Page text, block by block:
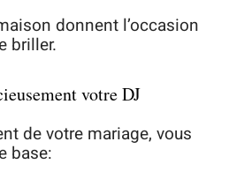
donnent l’occasion
briller.
votre DJ
de votre mariage, vous
base: